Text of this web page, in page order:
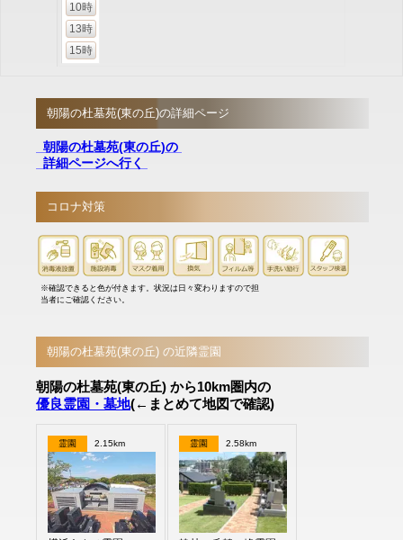
10時
13時
15時
朝陽の杜墓苑(東の丘)の詳細ページ
朝陽の杜墓苑(東の丘)の
詳細ページへ行く
コロナ対策
※確認できると色が付きます。状況は日々変わりますので担
当者にご確認ください。
朝陽の杜墓苑(東の丘) の近隣霊園
朝陽の杜墓苑(東の丘) から10km圏内の
優良霊園・墓地(←まとめて地図で確認)
霊園 2.15km 霊園 2.58km